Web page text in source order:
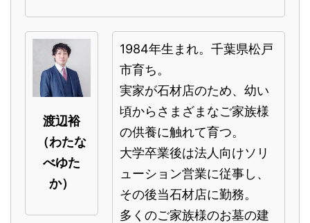
渡辺裕
（わたな
べゆた
か）
1984年生まれ。千葉県松戸
市育ち。
実家が石材店のため、幼い
頃からさまざまなご家族様
の供養に触れて育つ。
大学卒業後は法人向けソリ
ューション営業に従事し、
その後当石材店に勤務。
多くのご家族様のお墓の建